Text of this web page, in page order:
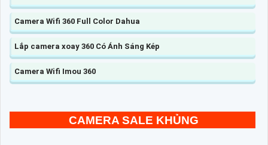
Camera Wifi 360 Full Color Dahua
Lắp camera xoay 360 Có Ánh Sáng Kép
Camera Wifi Imou 360
CAMERA SALE KHỦNG